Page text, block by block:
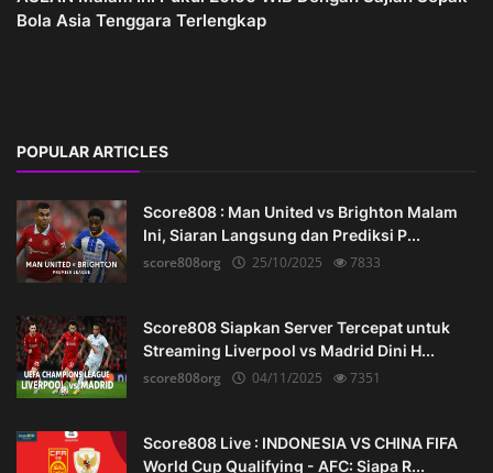
Bola Asia Tenggara Terlengkap
POPULAR ARTICLES
Score808 : Man United vs Brighton Malam
Ini, Siaran Langsung dan Prediksi P...
score808org
25/10/2025 7833
Score808 Siapkan Server Tercepat untuk
Streaming Liverpool vs Madrid Dini H...
score808org
04/11/2025 7351
Score808 Live : INDONESIA VS CHINA FIFA
World Cup Qualifying - AFC: Siapa R...